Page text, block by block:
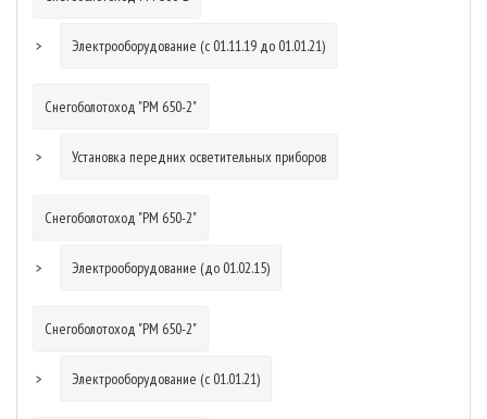
Электрооборудование (с 01.11.19 до 01.01.21)
Снегоболотоход "РМ 650-2"
Установка передних осветительных приборов
Снегоболотоход "РМ 650-2"
Электрооборудование (до 01.02.15)
Снегоболотоход "РМ 650-2"
Электрооборудование (с 01.01.21)